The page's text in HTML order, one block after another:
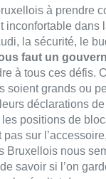
si l’on
et faites
Ne nous obligez
sans
Nous avons
la Région